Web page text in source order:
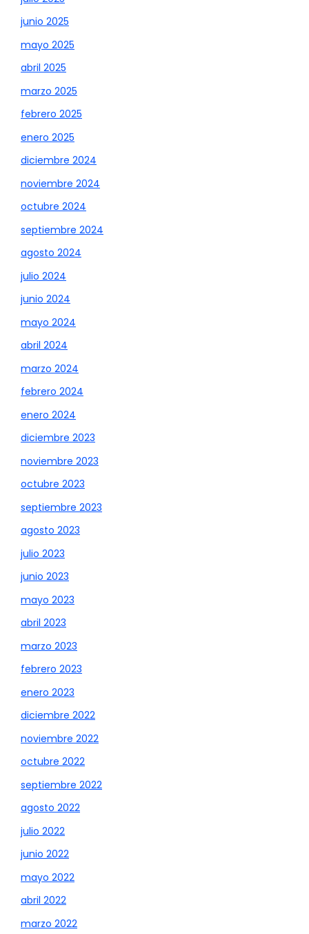
junio 2025
mayo 2025
abril 2025
marzo 2025
febrero 2025
enero 2025
diciembre 2024
noviembre 2024
octubre 2024
septiembre 2024
agosto 2024
julio 2024
junio 2024
mayo 2024
abril 2024
marzo 2024
febrero 2024
enero 2024
diciembre 2023
noviembre 2023
octubre 2023
septiembre 2023
agosto 2023
julio 2023
junio 2023
mayo 2023
abril 2023
marzo 2023
febrero 2023
enero 2023
diciembre 2022
noviembre 2022
octubre 2022
septiembre 2022
agosto 2022
julio 2022
junio 2022
mayo 2022
abril 2022
marzo 2022